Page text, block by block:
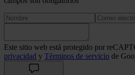
Este sitio web está protegido por
privacidad y Términos de servicio de